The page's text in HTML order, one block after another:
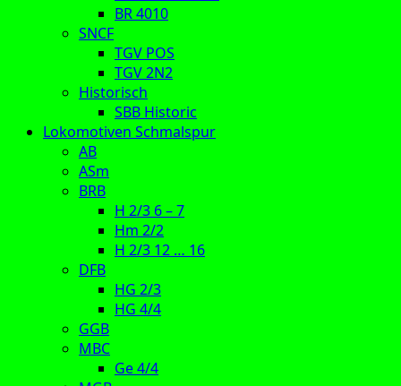
BR 4010
SNCF
TGV POS
TGV 2N2
Historisch
SBB Historic
Lokomotiven Schmalspur
AB
ASm
BRB
H 2/3 6 – 7
Hm 2/2
H 2/3 12 … 16
DFB
HG 2/3
HG 4/4
GGB
MBC
Ge 4/4